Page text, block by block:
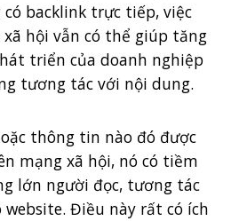
có backlink trực tiếp, việc
hội vẫn có thể giúp tăng
triển của doanh nghiệp
tương tác với nội dung.
thông tin nào đó được
mạng xã hội, nó có tiềm
lớn người đọc, tương tác
Điều này rất có ích